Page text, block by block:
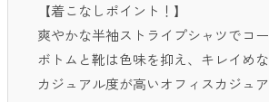
【着こなしポイント！】
爽やかな半袖ストライプシャツでコ
ボトムと靴は色味を抑え、キレイめ
カジュアル度が高いオフィスカジュ